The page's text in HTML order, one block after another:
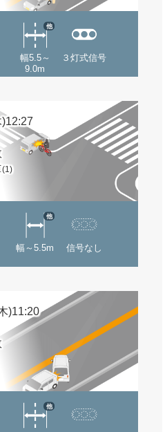
幅5.5～
9.0m
他
３灯式信号
(1)
幅～5.5m
他
信号なし
)11:20
他